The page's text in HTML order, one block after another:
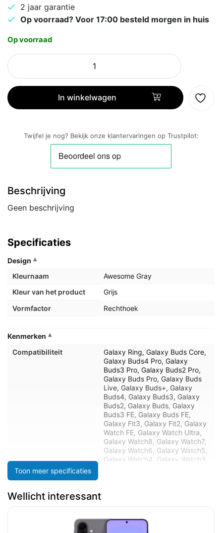
2 jaar garantie
Op voorraad? Voor 17:00 besteld morgen in huis
Op voorraad
Samsung
Galaxy
5G
256GB
In winkelwagen
Twijfel je nog? Bekijk onze klantervaringen op Trustpilot:
Beschrijving
Geen beschrijving
Specificaties
Design
Kleurnaam
Awesome Gray
Kleur van het product
Grijs
Vormfactor
Rechthoek
Kenmerken
Compatibiliteit
Galaxy Ring, Galaxy Buds Core,
Galaxy Buds4 Pro, Galaxy
Buds3 Pro, Galaxy Buds2 Pro,
Galaxy Buds Pro, Galaxy Buds
Live, Galaxy Buds+, Galaxy
Buds4, Galaxy Buds3, Galaxy
Buds2, Galaxy Buds, Galaxy
Buds3 FE, Galaxy Buds FE,
Galaxy Fit3, Galaxy Fit2, Galaxy
Watch FE, Galaxy Watch Ultra,
Galaxy Watch8, Galaxy Watch7,
Galaxy Watch6, Galaxy Watch5,
Galaxy Watch4, Galaxy Watch3,
Beeldscherm, aantal
16 miljoen kleuren
Toon meer specificaties
Wellicht interessant